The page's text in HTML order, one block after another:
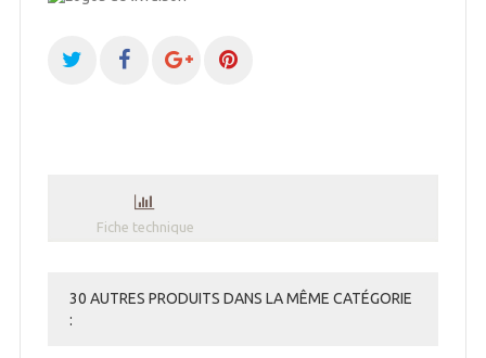
Fiche technique
30 AUTRES PRODUITS DANS LA MÊME CATÉGORIE
: